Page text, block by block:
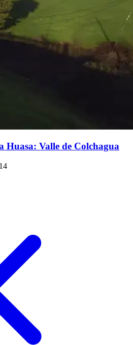
Huasa: Valle de Colchagua